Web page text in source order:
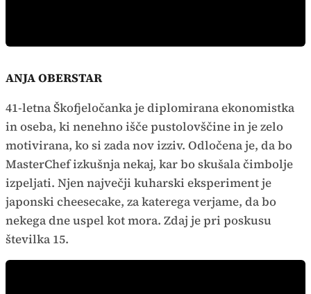
ANJA OBERSTAR
41-letna Škofjeločanka je diplomirana ekonomistka
in oseba, ki nenehno išče pustolovščine in je zelo
motivirana, ko si zada nov izziv. Odločena je, da bo
MasterChef izkušnja nekaj, kar bo skušala čimbolje
izpeljati. Njen največji kuharski eksperiment je
japonski cheesecake, za katerega verjame, da bo
nekega dne uspel kot mora. Zdaj je pri poskusu
številka 15.